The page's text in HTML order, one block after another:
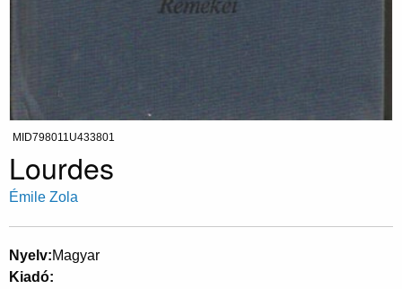
MID798011U433801
Lourdes
Émile Zola
Nyelv Magyar
Kiadó